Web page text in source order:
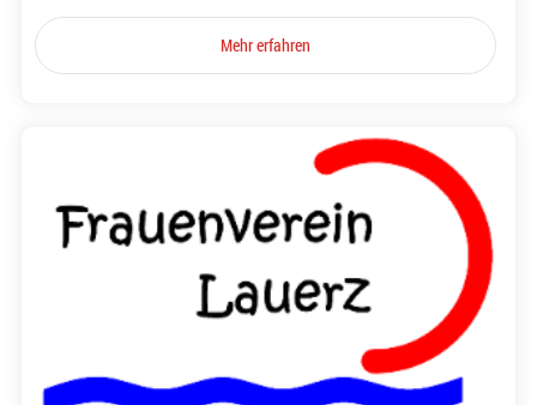
Mehr erfahren